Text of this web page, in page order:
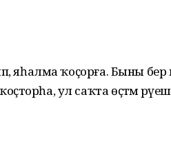
яһалма ҡоҫорға. Быны бер
ул саҡта өҫтәмә